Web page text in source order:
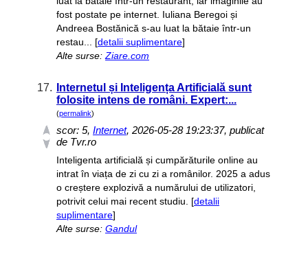
fost postate pe internet. Iuliana Beregoi și
Andreea Bostănică s-au luat la bătaie într-un
restau... [detalii suplimentare]
Alte surse: Ziare.com
17.
Internetul și Inteligența Artificială sunt
folosite intens de români. Expert:...
(permalink)
scor: 5, Internet, 2026-05-28 19:23:37, publicat
de Tvr.ro
Inteligenta artificială și cumpărăturile online au
intrat în viața de zi cu zi a românilor. 2025 a adus
o creștere explozivă a numărului de utilizatori,
potrivit celui mai recent studiu. [detalii
suplimentare]
Alte surse: Gandul